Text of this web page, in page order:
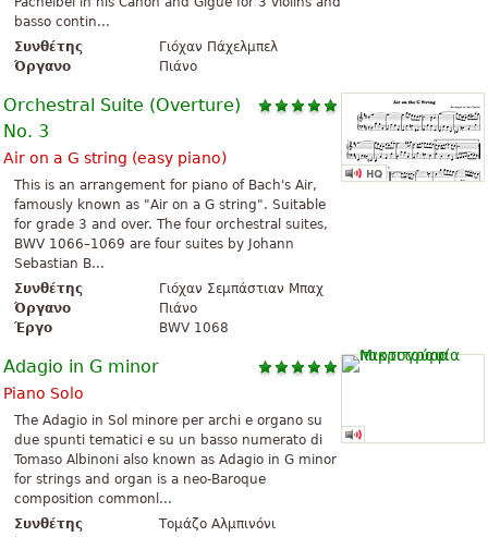
basso contin...
Συνθέτης
Γιόχαν Πάχελμπελ
Όργανο
Πιάνο
Orchestral Suite (Overture)
No. 3
Air on a G string (easy piano)
This is an arrangement for piano of Bach's Air,
famously known as "Air on a G string". Suitable
for grade 3 and over. The four orchestral suites,
BWV 1066–1069 are four suites by Johann
Sebastian B...
Συνθέτης
Γιόχαν Σεμπάστιαν Μπαχ
Όργανο
Πιάνο
Έργο
BWV 1068
Adagio in G minor
Piano Solo
The Adagio in Sol minore per archi e organo su
due spunti tematici e su un basso numerato di
Tomaso Albinoni also known as Adagio in G minor
for strings and organ is a neo-Baroque
composition commonl...
Συνθέτης
Τομάζο Αλμπινόνι